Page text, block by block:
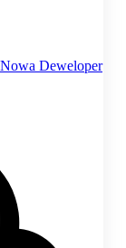
Deweloper